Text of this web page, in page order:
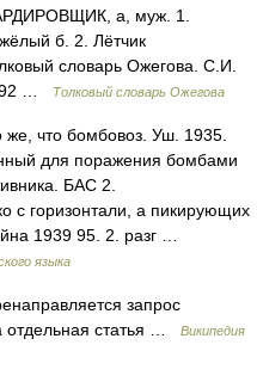
а, муж. 1.
б. 2. Лётчик
словарь Ожегова. С.И.
…
Толковый словарь Ожегова
что бомбовоз. Уш. 1935.
для поражения бомбами
БАС 2.
с горизонтали, а пикирующих
1939 95. 2. разг …
языка
запрос
отдельная статья …
Википедия